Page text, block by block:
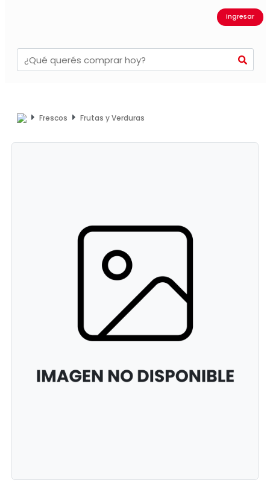
Ingresar
Frescos Frutas y Verduras